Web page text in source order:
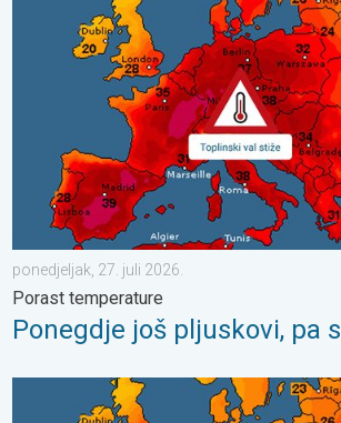
ponedjeljak, 27. juli 2026.
Porast temperature
Ponegdje još pljuskovi, pa
Toplinski val počinje, preko 35°C. Važno